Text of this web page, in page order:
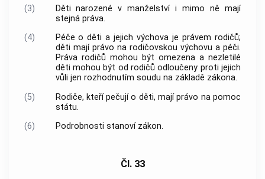
(3)
Děti narozené v manželství i mimo ně mají
stejná práva.
(4)
Péče o děti a jejich výchova je právem rodičů;
děti mají právo na rodičovskou výchovu a péči.
Práva rodičů mohou být omezena a nezletilé
děti mohou být od rodičů odloučeny proti jejich
vůli jen rozhodnutím soudu na základě zákona.
(5)
Rodiče, kteří pečují o děti, mají právo na pomoc
státu.
(6)
Podrobnosti stanoví zákon.
Čl. 33